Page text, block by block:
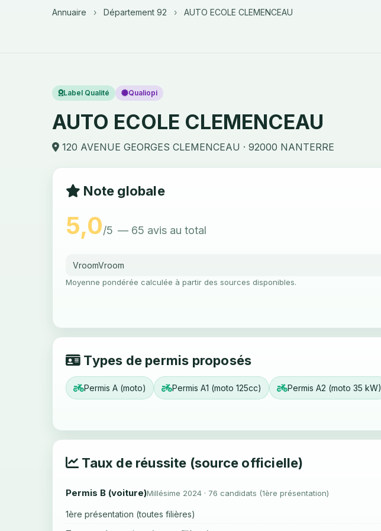
Annuaire › Département 92 › AUTO ECOLE CLEMENCEAU
Label Qualité Qualiopi
AUTO ECOLE CLEMENCEAU
120 AVENUE GEORGES CLEMENCEAU · 92000 NANTERRE
Note globale
5,0/5 — 65 avis au total
VroomVroom
Moyenne pondérée calculée à partir des sources disponibles.
Types de permis proposés
Permis A (moto) Permis A1 (moto 125cc) Permis A2 (moto 35 kW)
Taux de réussite (source officielle)
Permis B (voiture)Millésime 2024 · 76 candidats (1ère présentation)
1ère présentation (toutes filières)